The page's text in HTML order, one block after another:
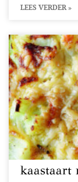
LEES VERDER »
kaastaart